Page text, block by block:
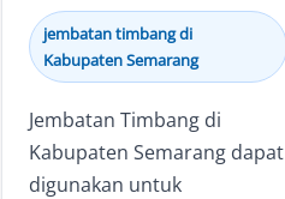
jembatan timbang di
Kabupaten Semarang
Jembatan Timbang di
Kabupaten Semarang dapat
digunakan untuk